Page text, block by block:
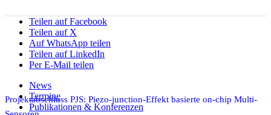
Teilen auf Facebook
Teilen auf X
Auf WhatsApp teilen
Teilen auf LinkedIn
Per E-Mail teilen
News
Termine
Publikationen & Konferenzen
Projektabschluss PJS: Piezo-junction-Effekt basierte on-chip Multi-